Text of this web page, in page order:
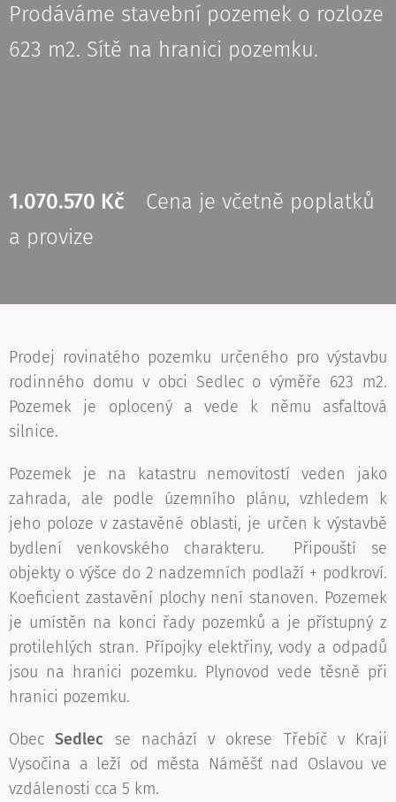
Prodáváme stavební pozemek o rozloze
623 m2. Sítě na hranici pozemku.
1.070.570 Kč
Cena je včetně poplatků
a provize
Prodej rovinatého pozemku určeného pro výstavbu
rodinného domu v obci Sedlec o výměře 623 m2.
Pozemek je oplocený a vede k němu asfaltová
silnice.
Pozemek je na katastru nemovitostí veden jako
zahrada, ale podle územního plánu, vzhledem k
jeho poloze v zastavěné oblasti, je určen k výstavbě
bydlení venkovského charakteru. Připouští se
objekty o výšce do 2 nadzemních podlaží + podkroví.
Koeficient zastavění plochy není stanoven. Pozemek
je umístěn na konci řady pozemků a je přístupný z
protilehlých stran. Přípojky elektřiny, vody a odpadů
jsou na hranici pozemku. Plynovod vede těsně při
hranici pozemku.
ObecSedlec se nachází v okrese Třebíč v Kraji
Vysočina a leží od města Náměšť nad Oslavou ve
vzdálenosti cca 5 km.